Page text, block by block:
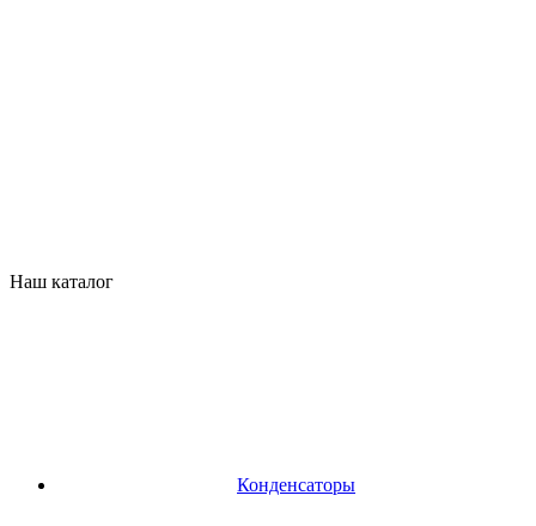
Наш каталог
Конденсаторы